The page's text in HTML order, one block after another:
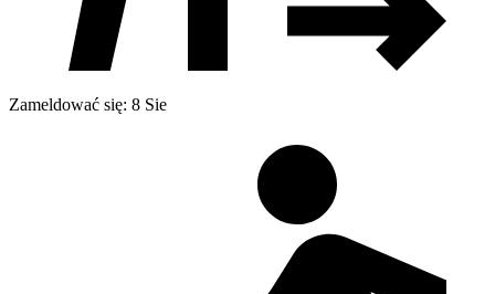
Zameldować się: 8 Sie